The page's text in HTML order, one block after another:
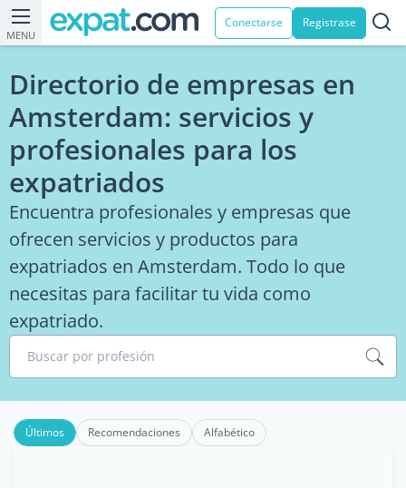
MENU
Conectarse Registrase
Directorio de empresas en
Amsterdam: servicios y
profesionales para los
expatriados
Encuentra profesionales y empresas que
ofrecen servicios y productos para
expatriados en Amsterdam. Todo lo que
necesitas para facilitar tu vida como
expatriado.
Buscar por profesión
Últimos Recomendaciones Alfabético